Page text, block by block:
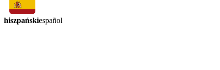
hiszpańskiespañol